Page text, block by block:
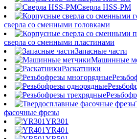
Сверла HSS-PM
сверла со сменными головками
сверла со сменными пластинами
Запасные части
Машинные
Раскатники
фасочные фрезы
YR301
YR401